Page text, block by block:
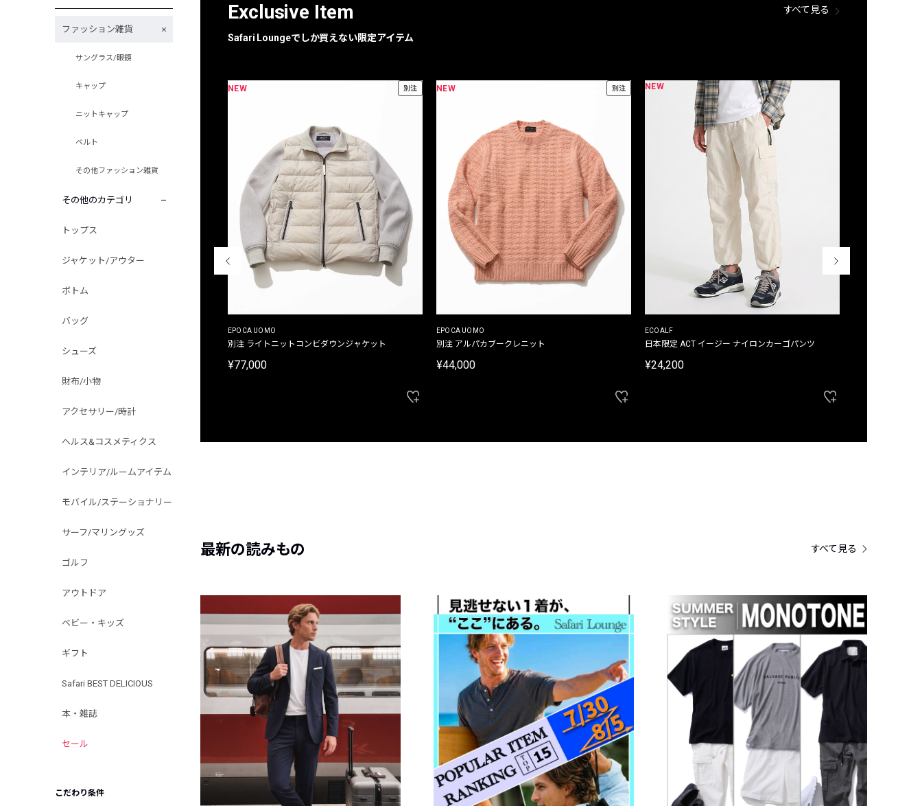
ファッション雑貨
サングラス/眼鏡
キャップ
ニットキャップ
ベルト
その他ファッション雑貨
その他のカテゴリ
トップス
ジャケット/アウター
ボトム
バッグ
シューズ
財布/小物
アクセサリー/時計
ヘルス&コスメティクス
インテリア/ルームアイテム
モバイル/ステーショナリー
サーフ/マリングッズ
ゴルフ
アウトドア
ベビー・キッズ
ギフト
Safari BEST DELICIOUS
本・雑誌
セール
こだわり条件
Exclusive Item
Safari Loungeでしか買えない限定アイテム
すべて見る
NEW 別注
EPOCA UOMO
別注 ライトニットコンビダウンジャケット
¥77,000
NEW 別注
EPOCA UOMO
別注 アルパカブークレニット
¥44,000
NEW
ECOALF
日本限定 ACT イージー ナイロンカーゴパンツ
¥24,200
最新の読みもの すべて見る